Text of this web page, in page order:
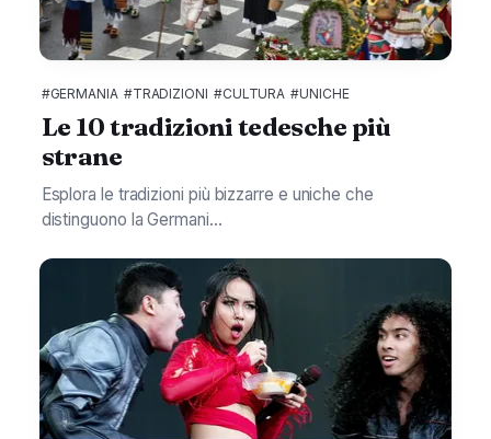
#GERMANIA #TRADIZIONI #CULTURA #UNICHE
Le 10 tradizioni tedesche più
strane
Esplora le tradizioni più bizzarre e uniche che
distinguono la Germani...